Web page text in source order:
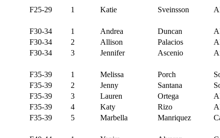
F25-29 1 Katie Sveinsson
F30-34 1 Andrea Duncan
F30-34
2 Allison Palacios
F30-34
3 Jennifer Ascenio
F35-39 1 Melissa Porch
F35-39
2 Jenny Santana
F35-39
3 Lauren Ortega
F35-39
4 Katy Rizo
F35-39
5 Marbella Manriquez